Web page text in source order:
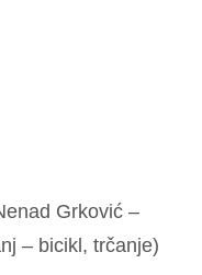
Grković –
– bicikl, trčanje)